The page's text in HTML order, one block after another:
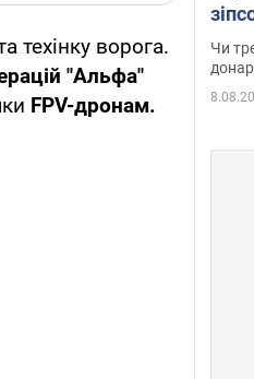
техінку ворога.
"Альфа"
FPV-дронам.
Чи